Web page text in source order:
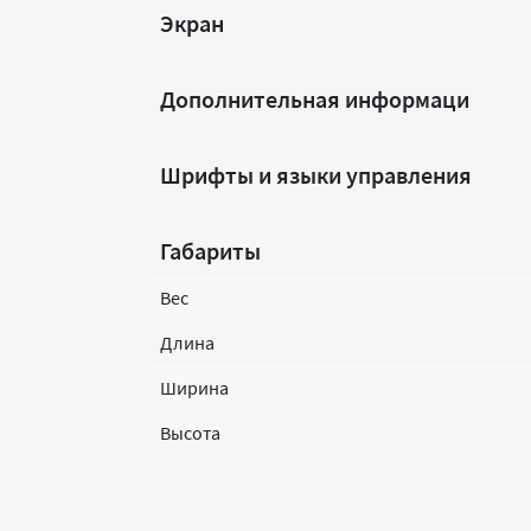
Экран
Дополнительная информаци
Шрифты и языки управления
Габариты
Вес
Длина
Ширина
Высота